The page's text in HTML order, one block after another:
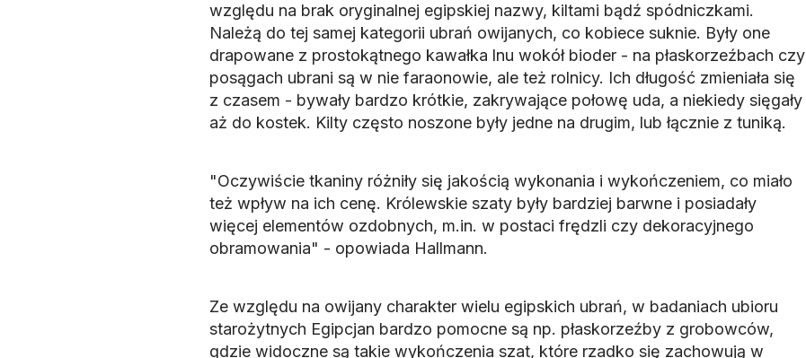
względu na brak oryginalnej egipskiej nazwy, kiltami bądź spódniczkami.
Należą do tej samej kategorii ubrań owijanych, co kobiece suknie. Były one
drapowane z prostokątnego kawałka lnu wokół bioder - na płaskorzeźbach czy
posągach ubrani są w nie faraonowie, ale też rolnicy. Ich długość zmieniała się
z czasem - bywały bardzo krótkie, zakrywające połowę uda, a niekiedy sięgały
aż do kostek. Kilty często noszone były jedne na drugim, lub łącznie z tuniką.
"Oczywiście tkaniny różniły się jakością wykonania i wykończeniem, co miało
też wpływ na ich cenę. Królewskie szaty były bardziej barwne i posiadały
więcej elementów ozdobnych, m.in. w postaci frędzli czy dekoracyjnego
obramowania" - opowiada Hallmann.
Ze względu na owijany charakter wielu egipskich ubrań, w badaniach ubioru
starożytnych Egipcjan bardzo pomocne są np. płaskorzeźby z grobowców,
gdzie widoczne są takie wykończenia szat, które rzadko się zachowują w